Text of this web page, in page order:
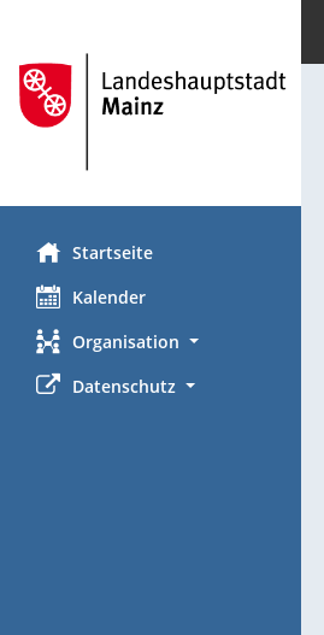
Startseite
Kalender
Organisation
Datenschutz